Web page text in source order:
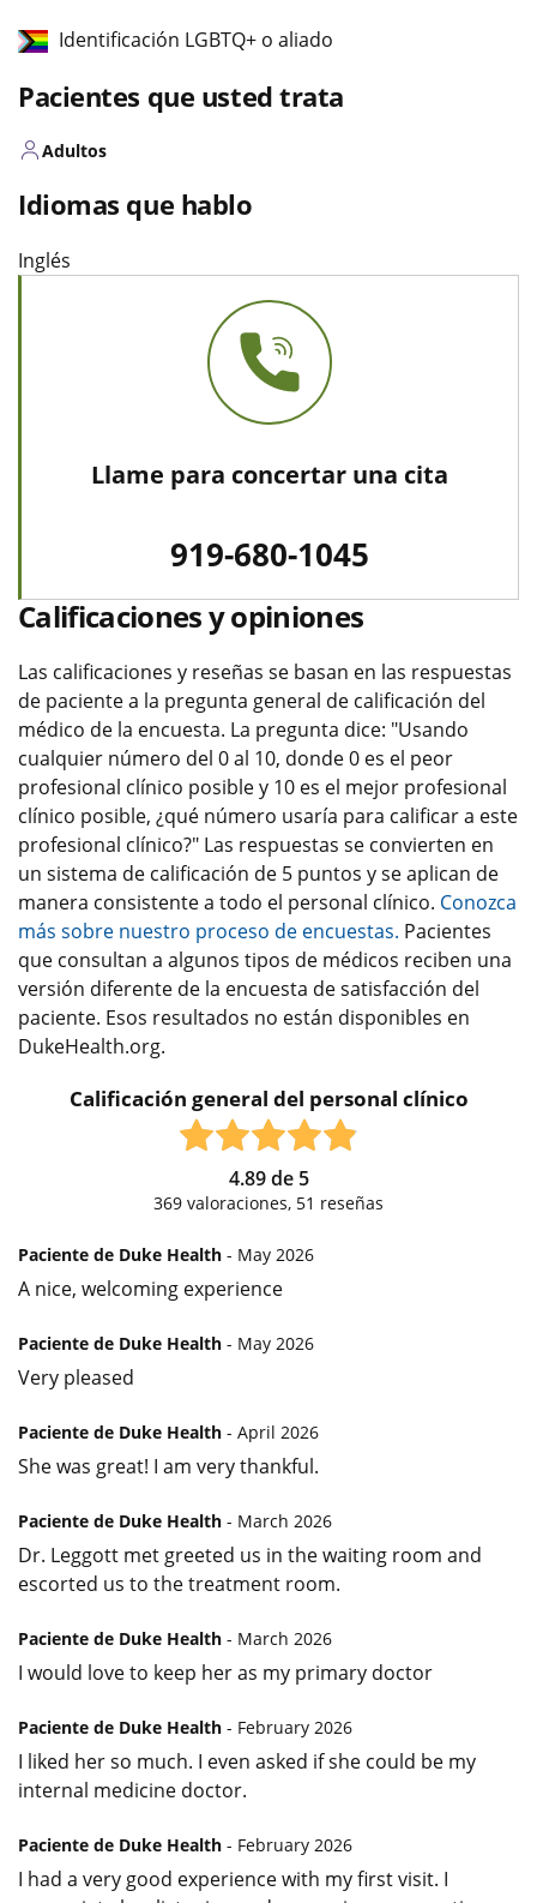
Identificación LGBTQ+ o aliado
Pacientes que usted trata
Adultos
Idiomas que hablo
Inglés
Llame para concertar una cita
919-680-1045
Calificaciones y opiniones
Las calificaciones y reseñas se basan en las respuestas
de paciente a la pregunta general de calificación del
médico de la encuesta. La pregunta dice: "Usando
cualquier número del 0 al 10, donde 0 es el peor
profesional clínico posible y 10 es el mejor profesional
clínico posible, ¿qué número usaría para calificar a este
profesional clínico?" Las respuestas se convierten en
un sistema de calificación de 5 puntos y se aplican de
manera consistente a todo el personal clínico. Conozca
más sobre nuestro proceso de encuestas. Pacientes
que consultan a algunos tipos de médicos reciben una
versión diferente de la encuesta de satisfacción del
paciente. Esos resultados no están disponibles en
DukeHealth.org.
Calificación general del personal clínico
4.89de 5
369 valoraciones, 51 reseñas
Paciente de Duke Health - May 2026
A nice, welcoming experience
Paciente de Duke Health - May 2026
Very pleased
Paciente de Duke Health - April 2026
She was great! I am very thankful.
Paciente de Duke Health - March 2026
Dr. Leggott met greeted us in the waiting room and
escorted us to the treatment room.
Paciente de Duke Health - March 2026
I would love to keep her as my primary doctor
Paciente de Duke Health - February 2026
I liked her so much. I even asked if she could be my
internal medicine doctor.
Paciente de Duke Health - February 2026
I had a very good experience with my first visit. I